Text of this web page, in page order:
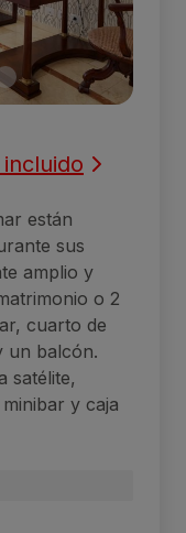
están
sus
amplio y
o 2
cuarto de
un balcón.
satélite,
y caja